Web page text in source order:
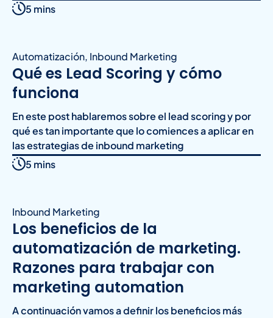
5 mins
Automatización, Inbound Marketing
Qué es Lead Scoring y cómo
funciona
En este post hablaremos sobre el lead scoring y por
qué es tan importante que lo comiences a aplicar en
las estrategias de inbound marketing
5 mins
Inbound Marketing
Los beneficios de la
automatización de marketing.
Razones para trabajar con
marketing automation
A continuación vamos a definir los beneficios más